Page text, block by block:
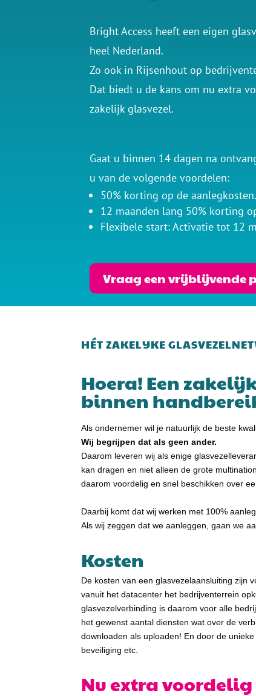
Bright Access heeft een eigen
heel Nederland.
Zo ook in Rijsenhout op
Dat biedt u de kans om nu extra
zakelijk glasvezel.
Gaat u binnen 14 dagen na
u van de volgende voordelen:
50% korting op de aanlegkosten.
12 maanden lang 50% korting
Flexibele start: Activatie tot 12
Vraag een vrijblijvende
HÉT ZAKELIJKE
Hoera! Een
binnen
Als ondernemer wil je natuurlijk de beste
Wij begrijpen dat als geen ander.
Daarom leveren wij als enige
kan dragen en niet alleen de grote
daarom voordelig en snel beschikken over
Daarbij komt dat wij werken met 100%
Als wij zeggen dat we aanleggen, gaan we
Kosten
De kosten van een glasvezelaansluiting zijn
vanuit het datacenter het bedrijventerrein
glasvezelverbinding is daarom voor alle
het gewenst aantal diensten wat over de
downloaden als uploaden! En door de
beveiliging etc.
Nu extra voordelig